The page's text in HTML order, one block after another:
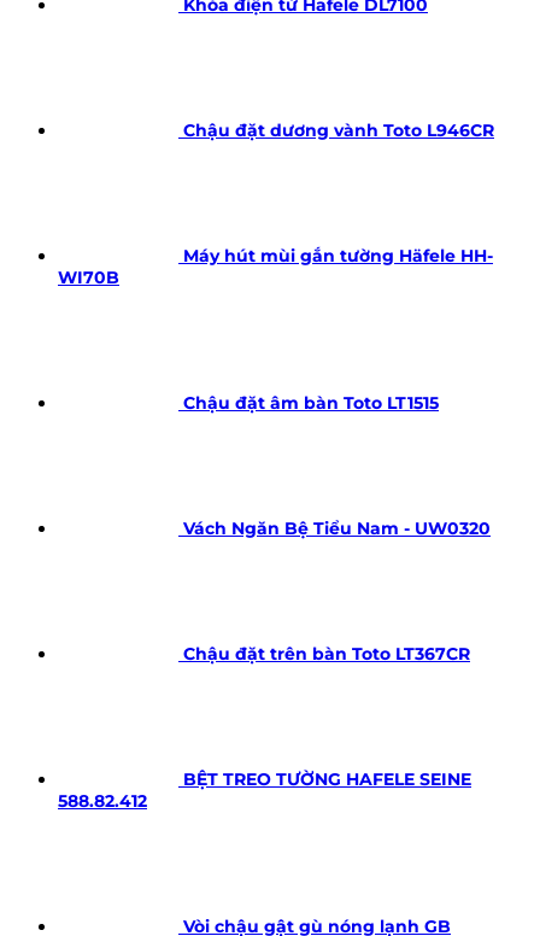
Chậu đặt dương vành Toto L946CR
Máy hút mùi gắn tường Häfele HH-
WI70B
Chậu đặt âm bàn Toto LT1515
Vách Ngăn Bệ Tiểu Nam - UW0320
Chậu đặt trên bàn Toto LT367CR
BỆT TREO TƯỜNG HAFELE SEINE
588.82.412
Vòi chậu gật gù nóng lạnh GB